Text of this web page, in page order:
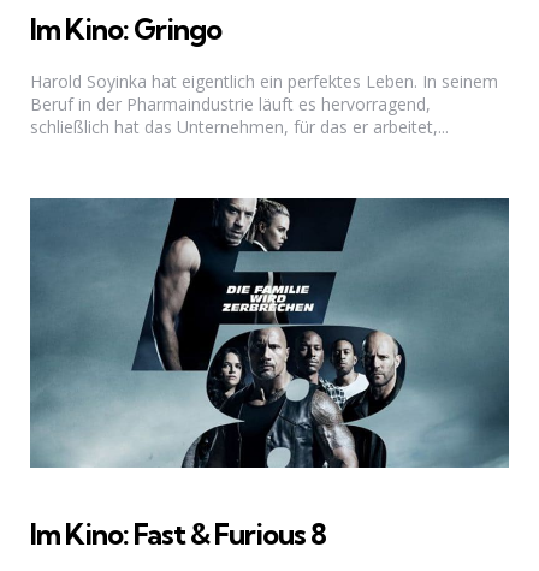
Im Kino: Gringo
Harold Soyinka hat eigentlich ein perfektes Leben. In seinem
Beruf in der Pharmaindustrie läuft es hervorragend,
schließlich hat das Unternehmen, für das er arbeitet,...
Im Kino: Fast & Furious 8